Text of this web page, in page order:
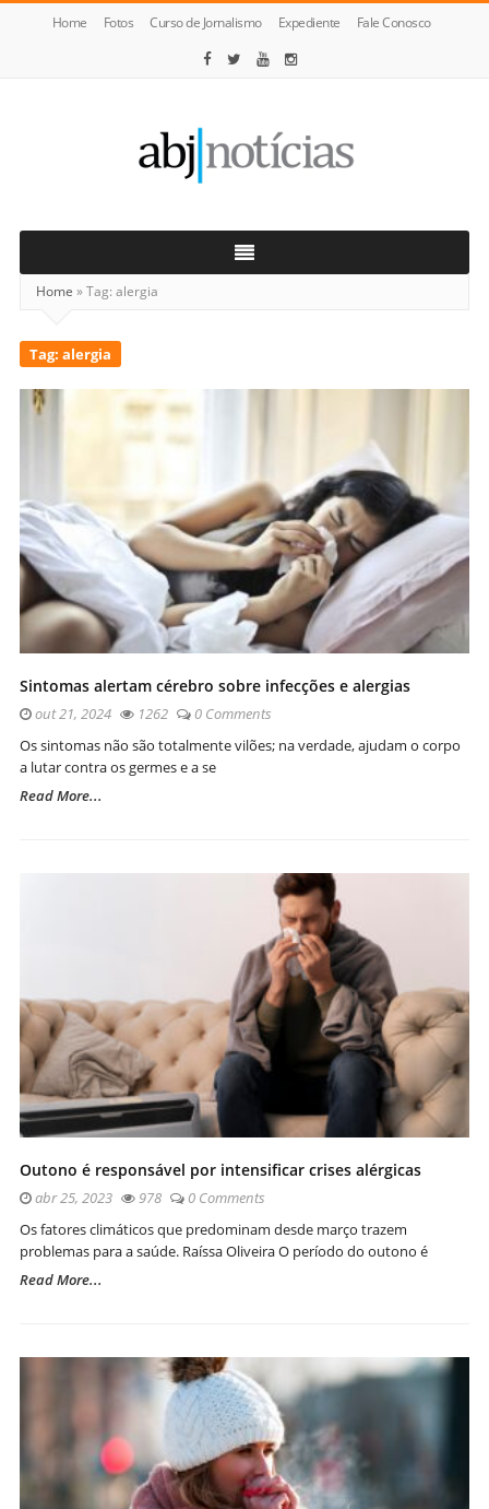
Home Fotos Curso de Jornalismo Expediente Fale Conosco
Notícias
Home »Tag: alergia
Tag: alergia
Sintomas alertam cérebro sobre infecções e alergias
out 21, 2024 1262
0 Comments
Os sintomas não são totalmente vilões; na verdade, ajudam o corpo
a lutar contra os germes e a se
Read More...
Outono é responsável por intensificar crises alérgicas
abr 25, 2023 978
0 Comments
Os fatores climáticos que predominam desde março trazem
problemas para a saúde. Raíssa Oliveira O período do outono é
Read More...